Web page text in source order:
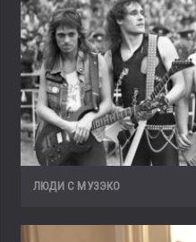
ЛЮДИ С МУЗЭКО